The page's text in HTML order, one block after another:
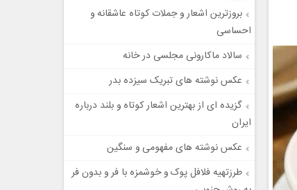
بروزترین اشعار و جملات کوتاه عاشقانه و
احساسی
سالاد ماکارونی مجلسی در خانه
عکس نوشته های تبریک سیزده بدر
گزیده ای از بهترین اشعار کوتاه و بلند درباره
ایران
عکس نوشته های مفهومی و سنگین
طرزتهیه فلافل پوک و خوشمزه با فر و بدون فر